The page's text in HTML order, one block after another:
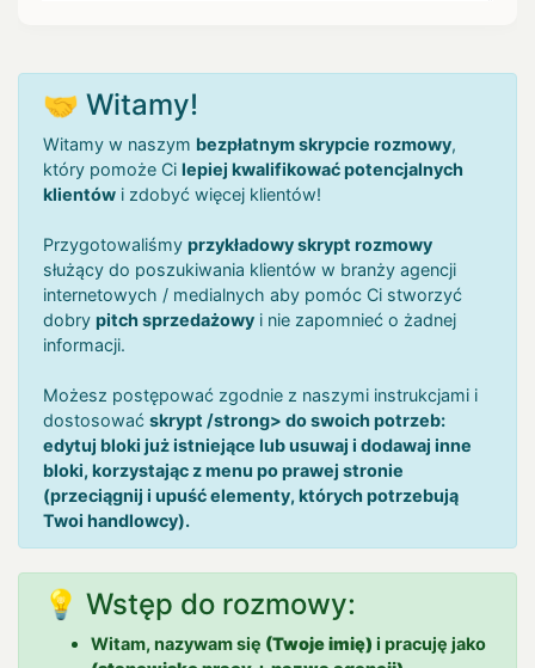
🤝 Witamy!
Witamy w naszym bezpłatnym skrypcie rozmowy,
który pomoże Ci lepiej kwalifikować potencjalnych
klientów i zdobyć więcej klientów!
Przygotowaliśmy przykładowy skrypt rozmowy
służący do poszukiwania klientów w branży agencji
internetowych / medialnych aby pomóc Ci stworzyć
dobry pitch sprzedażowy i nie zapomnieć o żadnej
informacji.
Możesz postępować zgodnie z naszymi instrukcjami i
dostosować skrypt /strong> do swoich potrzeb:
edytuj bloki już istniejące lub usuwaj i dodawaj inne
bloki, korzystając z menu po prawej stronie
(przeciągnij i upuść elementy, których potrzebują
Twoi handlowcy).
💡 Wstęp do rozmowy:
Witam, nazywam się (Twoje imię) i pracuję jako